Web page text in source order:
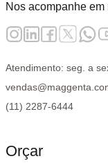
Nos acompanhe em
Atendimento: seg. a
(11) 2287-6444
Orçar